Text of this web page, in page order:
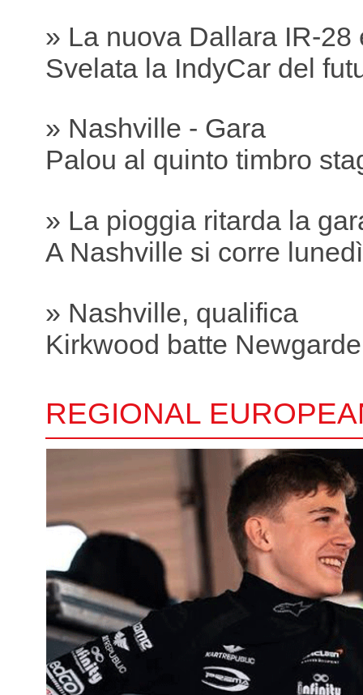
» La nuova Dallara IR-28
Svelata la IndyCar del
» Nashville - Gara
Palou al quinto timbro
» La pioggia ritarda la
A Nashville si corre lunedì
» Nashville, qualifica
Kirkwood batte
REGIONAL